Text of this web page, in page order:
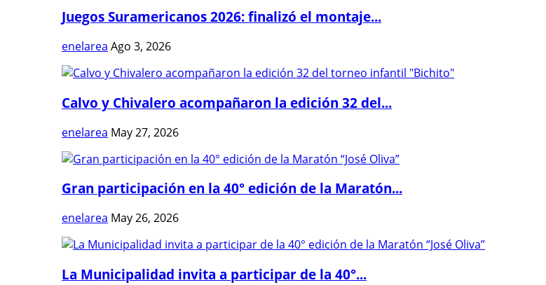
Juegos Suramericanos 2026: finalizó el montaje...
enelarea Ago 3, 2026
Calvo y Chivalero acompañaron la edición 32 del...
enelarea May 27, 2026
Gran participación en la 40° edición de la Maratón...
enelarea May 26, 2026
La Municipalidad invita a participar de la 40°...